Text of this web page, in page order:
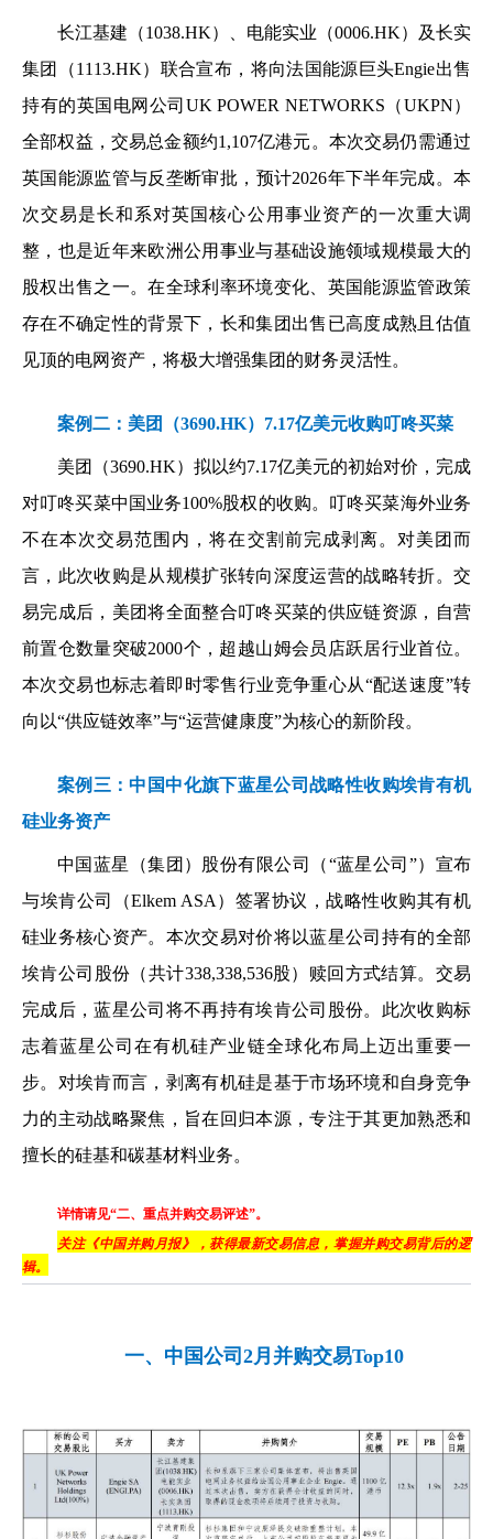
长江基建（1038.HK）、电能实业（0006.HK）及长实
集团（1113.HK）联合宣布，将向法国能源巨头Engie出售
持有的英国电网公司UK POWER NETWORKS（UKPN）
全部权益，交易总金额约1,107亿港元。本次交易仍需通过
英国能源监管与反垄断审批，预计2026年下半年完成。本
次交易是长和系对英国核心公用事业资产的一次重大调
整，也是近年来欧洲公用事业与基础设施领域规模最大的
股权出售之一。在全球利率环境变化、英国能源监管政策
存在不确定性的背景下，长和集团出售已高度成熟且估值
见顶的电网资产，将极大增强集团的财务灵活性。
案例二：美团（3690.HK）7.17亿美元收购叮咚买菜
美团（3690.HK）拟以约7.17亿美元的初始对价，完成
对叮咚买菜中国业务100%股权的收购。叮咚买菜海外业务
不在本次交易范围内，将在交割前完成剥离。对美团而
言，此次收购是从规模扩张转向深度运营的战略转折。交
易完成后，美团将全面整合叮咚买菜的供应链资源，自营
前置仓数量突破2000个，超越山姆会员店跃居行业首位。
本次交易也标志着即时零售行业竞争重心从“配送速度”转
向以“供应链效率”与“运营健康度”为核心的新阶段。
案例三：中国中化旗下蓝星公司战略性收购埃肯有机
硅业务资产
中国蓝星（集团）股份有限公司（“蓝星公司”）宣布
与埃肯公司（Elkem ASA）签署协议，战略性收购其有机
硅业务核心资产。本次交易对价将以蓝星公司持有的全部
埃肯公司股份（共计338,338,536股）赎回方式结算。交易
完成后，蓝星公司将不再持有埃肯公司股份。此次收购标
志着蓝星公司在有机硅产业链全球化布局上迈出重要一
步。对埃肯而言，剥离有机硅是基于市场环境和自身竞争
力的主动战略聚焦，旨在回归本源，专注于其更加熟悉和
擅长的硅基和碳基材料业务。
详情请见“二、重点并购交易评述”。
关注《中国并购月报》，获得最新交易信息，掌握并购交易背后的逻
辑。
一、中国公司2月并购交易Top10